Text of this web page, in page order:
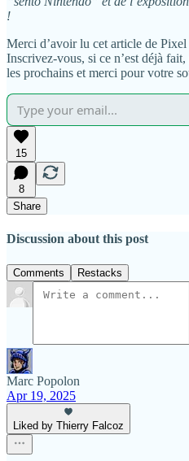
!
Merci d’avoir lu cet article de
Inscrivez-vous, si ce n’est déjà
les prochains et merci pour votre
15
8
Share
Discussion about this post
Comments Restacks
Marc Popolon
Apr 19, 2025
Liked by Thierry Falcoz